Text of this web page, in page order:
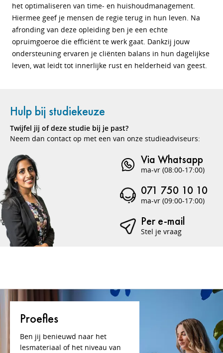
het optimaliseren van time- en huishoudmanagement.
Hiermee geef je mensen de regie terug in hun leven. Na
afronding van deze opleiding ben je een echte
opruimgoeroe die efficiënt te werk gaat. Dankzij jouw
ondersteuning ervaren je cliënten balans in hun dagelijkse
leven, wat leidt tot innerlijke rust en helderheid van geest.
Hulp bij studiekeuze
Twijfel jij of deze studie bij je past?
Neem dan contact op met een van onze studieadviseurs:
Via Whatsapp
ma-vr (08:00-17:00)
071 750 10 10
ma-vr (09:00-17:00)
Per e-mail
Stel je vraag
Proefles
Ben jij benieuwd naar het
lesmateriaal of het niveau van